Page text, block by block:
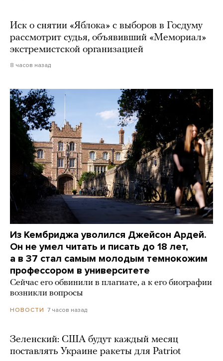
Иск о снятии «Яблока» с выборов в Госдуму
рассмотрит судья, объявивший «Мемориал»
экстремистской организацией
8 часов назад
Из Кембриджа уволился Джейсон Ардей.
Он не умел читать и писать до 18 лет,
а в 37 стал самым молодым темнокожим
профессором в университете
Сейчас его обвинили в плагиате, а к его биографии
возникли вопросы
НОВОСТИ 7 часов назад
Зеленский: США будут каждый месяц
поставлять Украине ракеты для Patriot